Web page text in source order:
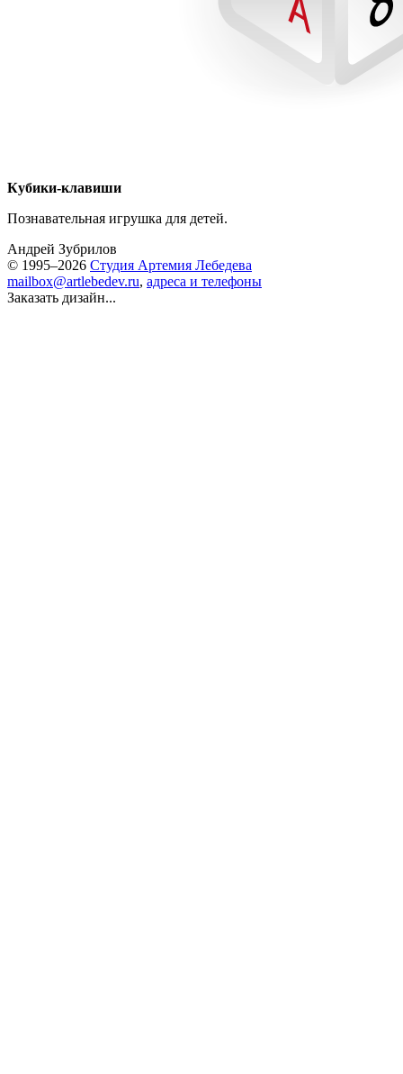
Кубики-клавиши
Познавательная игрушка для детей.
Андрей Зубрилов
© 1995–2026 Студия Артемия Лебедева
mailbox@artlebedev.ru, адреса и телефоны
Заказать дизайн...